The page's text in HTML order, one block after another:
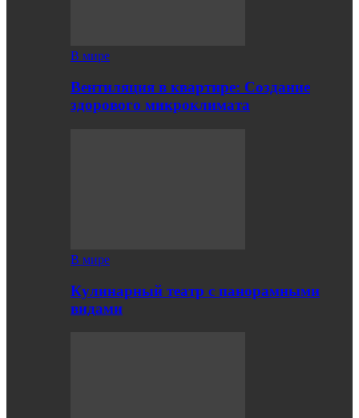
В мире
Вентиляция в квартире: Создание
здорового микроклимата
В мире
Кулинарный театр с панорамными
видами